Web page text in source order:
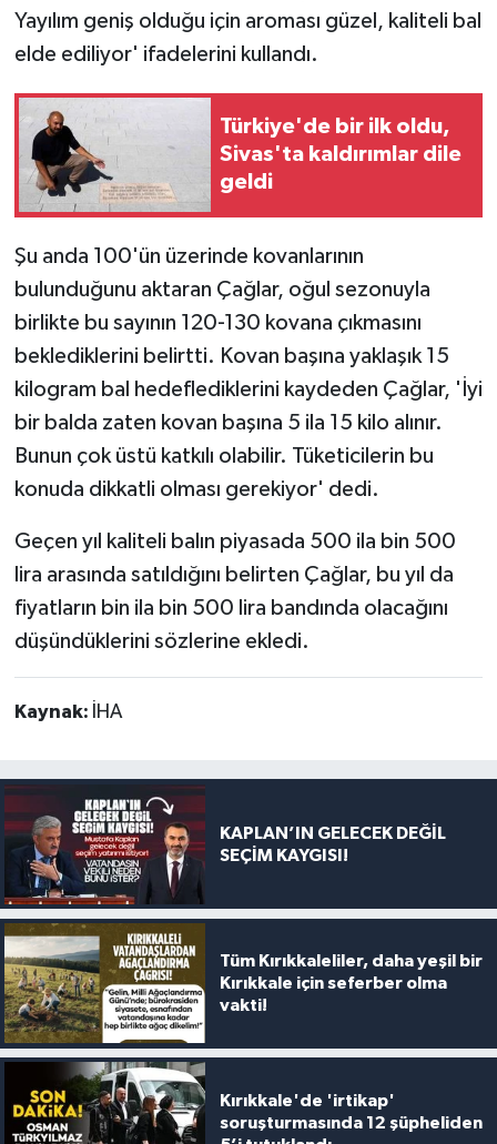
Yayılım geniş olduğu için aroması güzel, kaliteli bal
elde ediliyor' ifadelerini kullandı.
Türkiye'de bir ilk oldu,
Sivas'ta kaldırımlar dile
geldi
Şu anda 100'ün üzerinde kovanlarının
bulunduğunu aktaran Çağlar, oğul sezonuyla
birlikte bu sayının 120-130 kovana çıkmasını
beklediklerini belirtti. Kovan başına yaklaşık 15
kilogram bal hedeflediklerini kaydeden Çağlar, 'İyi
bir balda zaten kovan başına 5 ila 15 kilo alınır.
Bunun çok üstü katkılı olabilir. Tüketicilerin bu
konuda dikkatli olması gerekiyor' dedi.
Geçen yıl kaliteli balın piyasada 500 ila bin 500
lira arasında satıldığını belirten Çağlar, bu yıl da
fiyatların bin ila bin 500 lira bandında olacağını
düşündüklerini sözlerine ekledi.
Kaynak: İHA
KAPLAN’IN GELECEK DEĞİL
SEÇİM KAYGISI!
Tüm Kırıkkaleliler, daha yeşil bir
Kırıkkale için seferber olma
vakti!
Kırıkkale'de 'irtikap'
soruşturmasında 12 şüpheliden